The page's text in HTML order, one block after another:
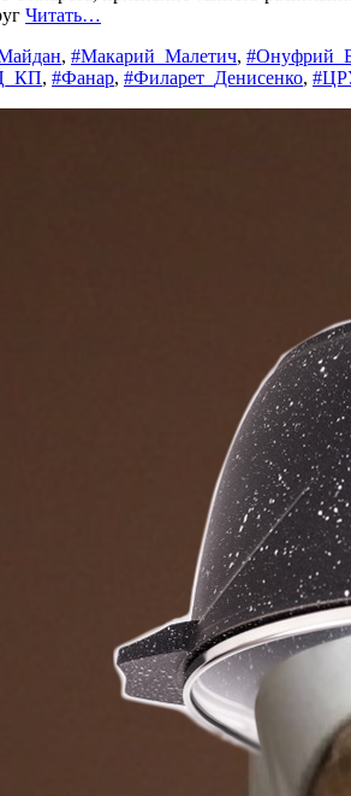
Читать…
, #Макарий_Малетич,
, #Фанар, #Филарет_Денисенко,